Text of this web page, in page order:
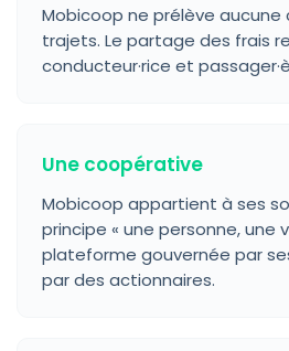
Mobicoop ne prélève aucune
trajets. Le partage des frais
conducteur·rice et
Une coopérative
Mobicoop appartient à ses
principe « une personne, une
plateforme gouvernée par
par des actionnaires.